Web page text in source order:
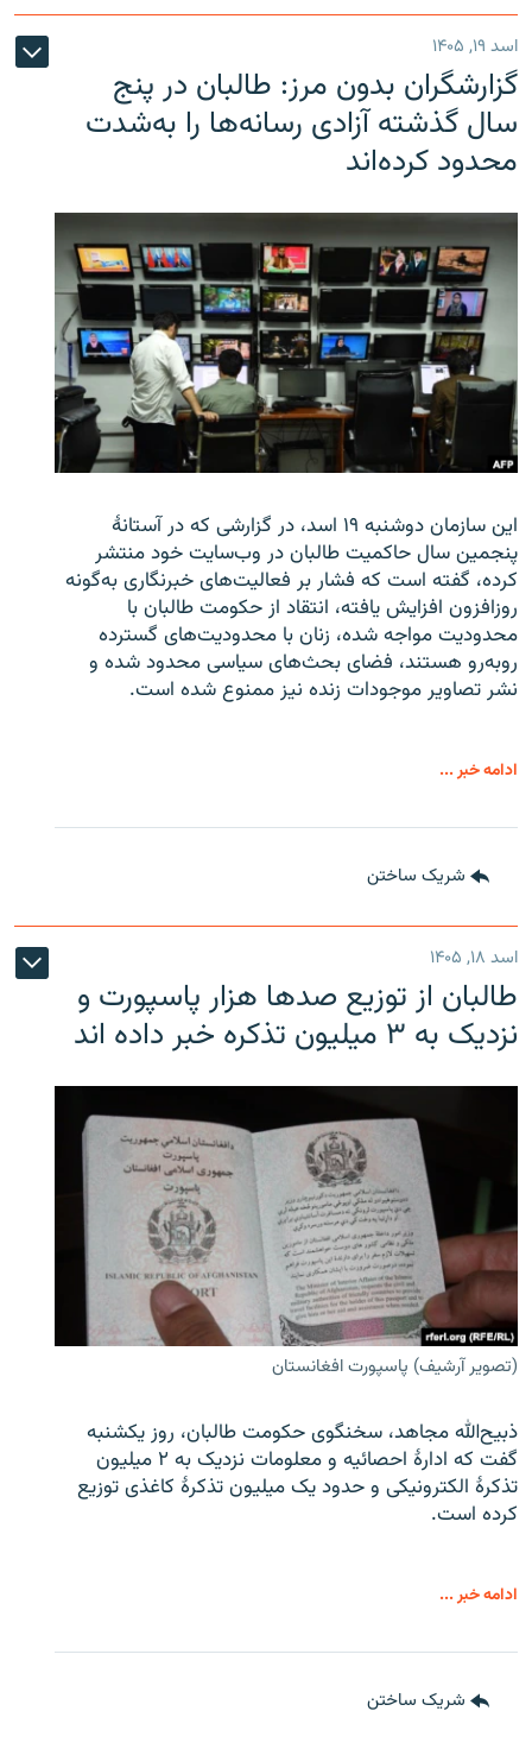
اسد ۱۹, ۱۴۰۵
گزارشگران بدون مرز: طالبان در پنج
سال گذشته آزادی رسانه‌ها را به‌شدت
محدود کرده‌اند
این سازمان دوشنبه ۱۹ اسد، در گزارشی که در آستانۀ
پنجمین سال حاکمیت طالبان در وب‌سایت خود منتشر
کرده، گفته است که فشار بر فعالیت‌های خبرنگاری به‌گونه
روزافزون افزایش یافته، انتقاد از حکومت طالبان با
محدودیت مواجه شده، زنان با محدودیت‌های گسترده
روبه‌رو هستند، فضای بحث‌های سیاسی محدود شده و
نشر تصاویر موجودات زنده نیز ممنوع شده است.
ادامه خبر ...
شریک ساختن
اسد ۱۸, ۱۴۰۵
طالبان از توزیع صدها هزار پاسپورت و
نزدیک به ۳ میلیون تذکره خبر داده اند
(تصویر آرشیف) پاسپورت افغانستان
ذبیح‌الله مجاهد، سخنگوی حکومت طالبان، روز یکشنبه
گفت که ادارهٔ احصائیه و معلومات نزدیک به ۲ میلیون
تذکرهٔ الکترونیکی و حدود یک میلیون تذکرهٔ کاغذی توزیع
کرده است.
ادامه خبر ...
شریک ساختن